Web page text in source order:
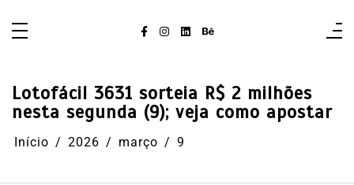
Lotofácil 3631 sorteia R$ 2 milhões
nesta segunda (9); veja como apostar
Início 2026 março 9